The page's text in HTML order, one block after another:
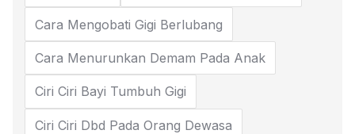
Cara Mengobati Gigi Berlubang
Cara Menurunkan Demam Pada Anak
Ciri Ciri Bayi Tumbuh Gigi
Ciri Ciri Dbd Pada Orang Dewasa